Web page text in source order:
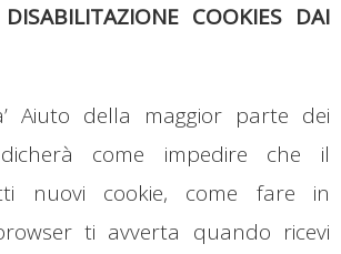
COOKIES DAI
Aiuto della maggior parte dei
come impedire che il
nuovi cookie, come fare in
ti avverta quando ricevi